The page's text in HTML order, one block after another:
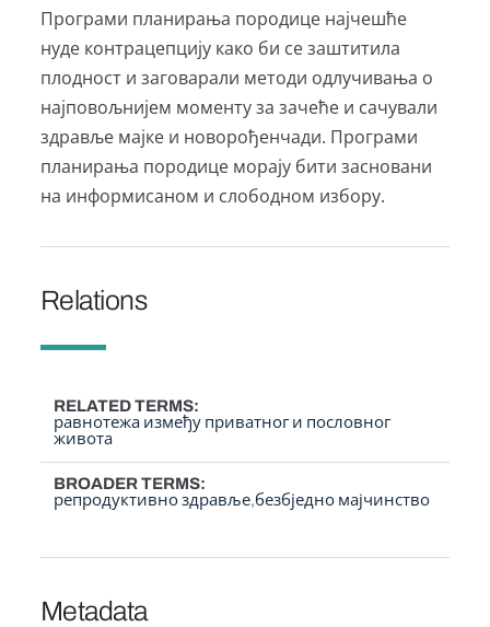
Програми планирања породице најчешће
нуде контрацепцију како би се заштитила
плодност и заговарали методи одлучивања о
најповољнијем моменту за зачеће и сачували
здравље мајке и новорођенчади. Програми
планирања породице морају бити засновани
на информисаном и слободном избору.
Relations
RELATED TERMS
равнотежа између приватног и пословног
живота
BROADER TERMS
репродуктивно здравље безбједно мајчинство
Metadata